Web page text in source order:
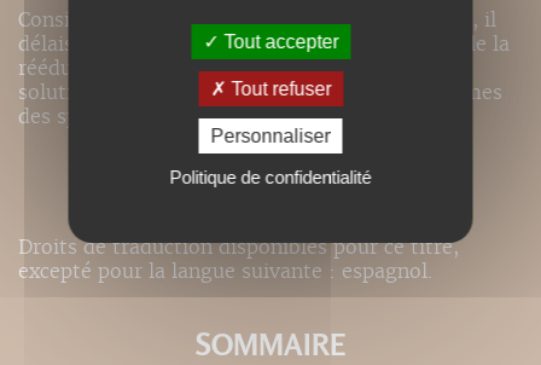
Considérant que qui peut le plus, peut le moins, il
délaisse provisoirement le domaine complexe de la
rééducation fonctionnelle pour apporter des
solutions originales (oh combien !) aux problèmes
des sportifs.
Droits de traduction disponibles pour ce titre,
excepté pour la langue suivante : espagnol.
SOMMAIRE
Tout accepter
Tout refuser
Personnaliser
Politique de confidentialité